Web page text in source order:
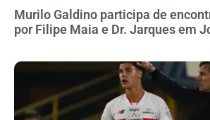
Murilo Galdino participa de
por Filipe Maia e Dr. Jarques em